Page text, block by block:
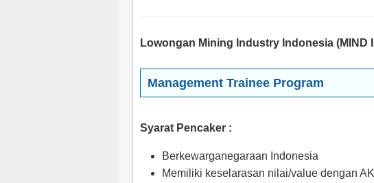
Lowongan Mining Industry Indonesia (MIND
Management Trainee Program
Syarat Pencaker :
Berkewarganegaraan Indonesia
Memiliki keselarasan nilai/value dengan